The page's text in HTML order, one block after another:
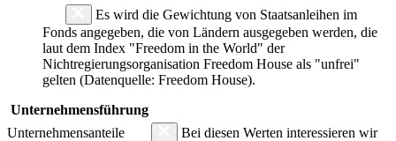
Es wird die Gewichtung von Staatsanleihen im
Fonds angegeben, die von Ländern ausgegeben werden, die
laut dem Index "Freedom in the World" der
Nichtregierungsorganisation Freedom House als "unfrei"
gelten (Datenquelle: Freedom House).
Unternehmensführung
Unternehmensanteile
Bei diesen Werten interessieren wir